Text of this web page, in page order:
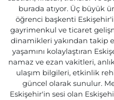
burada atıyor. Üç büyük
öğrenci başkenti
gayrimenkul ve ticaret
dinamikleri yakından takip
yaşamını kolaylaştıran
namaz ve ezan vakitleri,
ulaşım bilgileri, etkinlik
güncel olarak sunulur.
Eskişehir'in sesi olan